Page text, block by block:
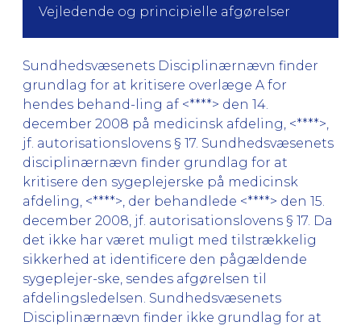
Vejledende og principielle afgørelser
Sundhedsvæsenets Disciplinærnævn finder
grundlag for at kritisere overlæge A for
hendes behand-ling af <****> den 14.
december 2008 på medicinsk afdeling, <****>,
jf. autorisationslovens § 17. Sundhedsvæsenets
disciplinærnævn finder grundlag for at
kritisere den sygeplejerske på medicinsk
afdeling, <****>, der behandlede <****> den 15.
december 2008, jf. autorisationslovens § 17. Da
det ikke har været muligt med tilstrækkelig
sikkerhed at identificere den pågældende
sygeplejer-ske, sendes afgørelsen til
afdelingsledelsen. Sundhedsvæsenets
Disciplinærnævn finder ikke grundlag for at